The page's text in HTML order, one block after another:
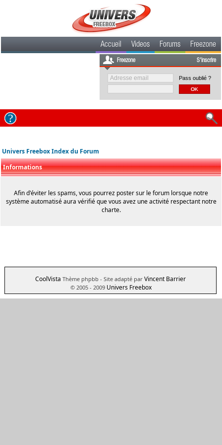
Accueil Videos Forums Freezone
Freezone S'inscrire
Pass oublié ?
Univers Freebox Index du Forum
Informations
Afin d'éviter les spams, vous pourrez poster sur le forum lorsque notre
système automatisé aura vérifié que vous avez une activité respectant notre
charte.
CoolVista Thème phpbb - Site adapté par Vincent Barrier
© 2005 - 2009 Univers Freebox